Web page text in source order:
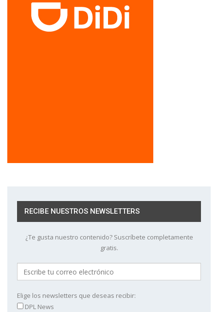
RECIBE NUESTROS NEWSLETTERS
¿Te gusta nuestro contenido? Suscríbete completamente
gratis.
Elige los newsletters que deseas recibir:
DPL News